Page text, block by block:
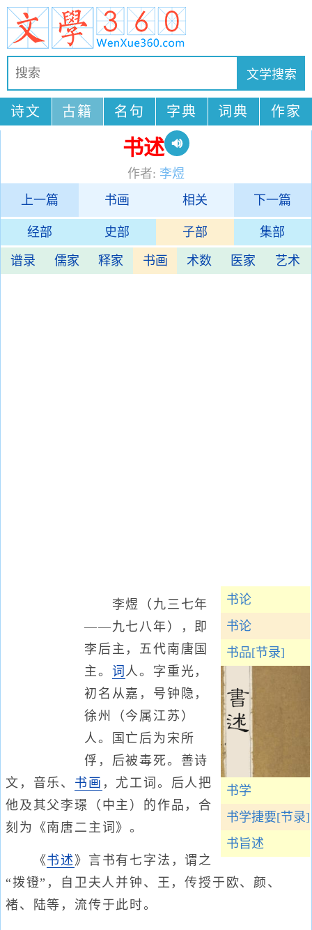
诗文 古籍 名句 字典 词典 作家
书述
作者: 李煜
上一篇
书画 相关 下一篇
经部 史部 子部 集部
谱录 儒家 释家 书画 术数 医家 艺术
书论
书论
书品[节录]
书学
书学捷要[节录]
书旨述
李煜（九三七年
——九七八年），即
李后主，五代南唐国
主。 词 人。字重光，
初名从嘉，号钟隐，
徐州（今属江苏）
人。国亡后为宋所
俘，后被毒死。善诗
文，音乐、 书画 ，尤工词。后人把
他及其父李璟（中主）的作品，合
刻为《南唐二主词》。
《书述 》言书有七字法，谓之
“拨镫”，自卫夫人并钟、王，传授于欧、颜、
褚、陆等，流传于此时。